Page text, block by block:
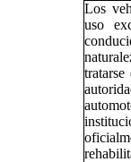
Los
uso